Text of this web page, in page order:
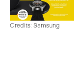
Credits: Samsung